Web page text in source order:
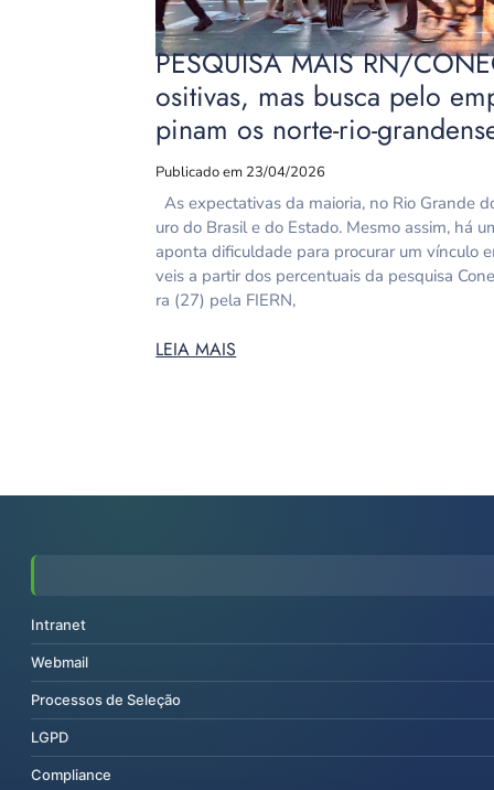
PESQUISA MAIS RN/
ositivas, mas busca pelo
pinam os norte-rio-
Publicado em 23/04/2026
As expectativas da maioria, no Rio Grande
uro do Brasil e do Estado. Mesmo assim, há
aponta dificuldade para procurar um vínculo
veis a partir dos percentuais da pesquisa
ra (27) pela FIERN,
LEIA MAIS
Intranet
Webmail
Processos de Seleção
LGPD
Compliance